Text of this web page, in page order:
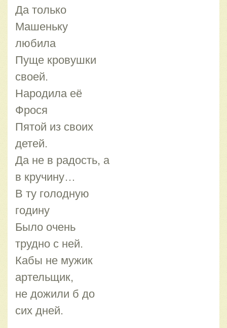
Да только
Машеньку
любила
Пуще кровушки
своей.
Народила её
Фрося
Пятой из своих
детей.
Да не в радость, а
в кручину…
В ту голодную
годину
Было очень
трудно с ней.
Кабы не мужик
артельщик,
не дожили б до
сих дней.